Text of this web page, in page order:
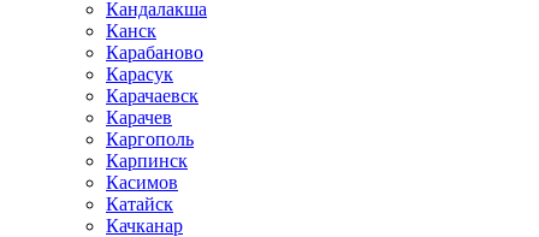
Кандалакша
Канск
Карабаново
Карасук
Карачаевск
Карачев
Каргополь
Карпинск
Касимов
Катайск
Качканар